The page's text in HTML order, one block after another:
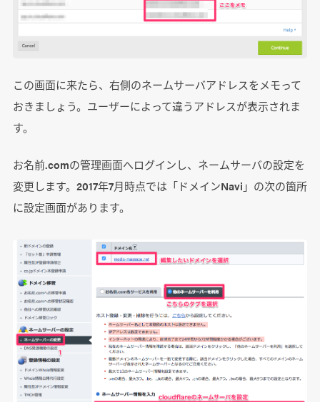
この画面に来たら、右側のネームサーバアドレスをメモって
おきましょう。ユーザーによって違うアドレスが表示されま
す。
お名前.comの管理画面へログインし、ネームサーバの設定を
変更します。2017年7月時点では「ドメインNavi」の次の箇所
に設定画面があります。